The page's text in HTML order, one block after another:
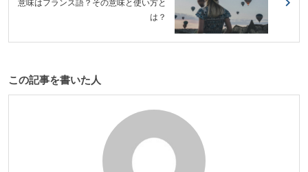
意味はフランス語？その意味と使い方と
は？
この記事を書いた人